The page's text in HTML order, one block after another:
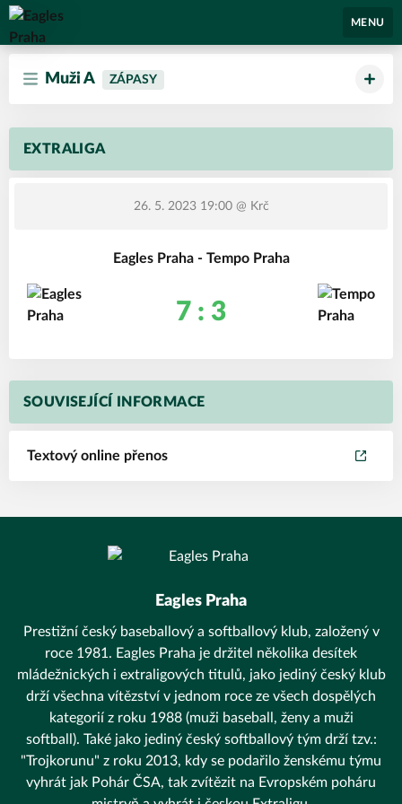
Eagles Praha
MENU
Muži A ZÁPASY
EXTRALIGA
26. 5. 2023 19:00@ Krč
Eagles Praha - Tempo Praha
7 : 3
SOUVISEJÍCÍ INFORMACE
Textový online přenos
Eagles Praha
Prestižní český baseballový a softballový klub, založený v
roce 1981. Eagles Praha je držitel několika desítek
mládežnických i extraligových titulů, jako jediný český klub
drží všechna vítězství v jednom roce ze všech dospělých
kategorií z roku 1988 (muži baseball, ženy a muži
softball). Také jako jediný český softballový tým drží tzv.:
"Trojkorunu" z roku 2013, kdy se podařilo ženskému týmu
vyhrát jak Pohár ČSA, tak zvítězit na Evropském poháru